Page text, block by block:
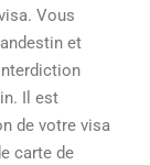
Vous
et
Il est
de votre visa
carte de